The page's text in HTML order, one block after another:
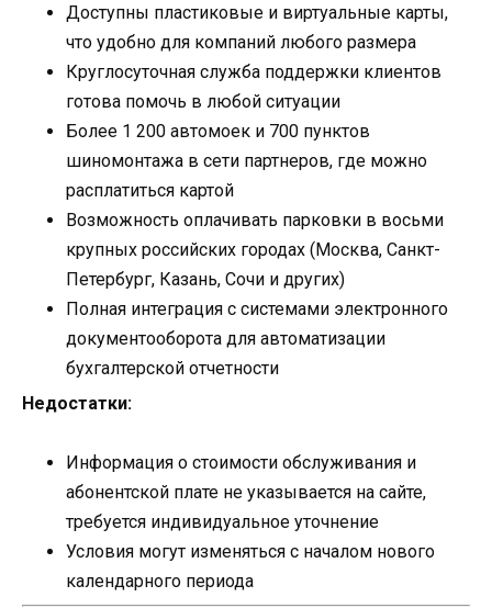
Доступны пластиковые и виртуальные карты,
что удобно для компаний любого размера
Круглосуточная служба поддержки клиентов
готова помочь в любой ситуации
Более 1 200 автомоек и 700 пунктов
шиномонтажа в сети партнеров, где можно
расплатиться картой
Возможность оплачивать парковки в восьми
крупных российских городах (Москва, Санкт-
Петербург, Казань, Сочи и других)
Полная интеграция с системами электронного
документооборота для автоматизации
бухгалтерской отчетности
Недостатки:
Информация о стоимости обслуживания и
абонентской плате не указывается на сайте,
требуется индивидуальное уточнение
Условия могут изменяться с началом нового
календарного периода